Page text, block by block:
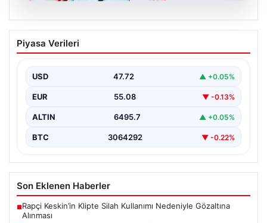
05.08.2026
Yeni Parti Manisa İl Başkanı İlksen
Özalper Rüşvet Soruşturması
Manisa’da devam eden rüşvet soruşturması önemli bir
Piyasa Verileri
USD 47.72 ▲ +0.05%
EUR 55.08 ▼ -0.13%
ALTIN 6495.7 ▲ +0.05%
BTC 3064292 ▼ -0.22%
Son Eklenen Haberler
■Rapçi Keskin’in Klipte Silah Kullanımı Nedeniyle Gözaltına
Alınması